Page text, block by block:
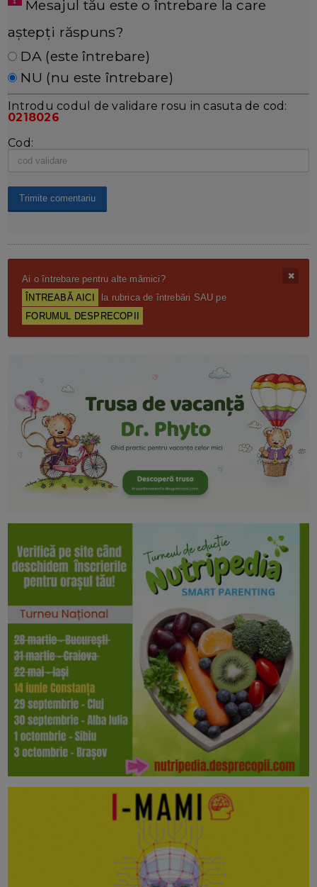
Mesajul tău este o întrebare la care
aștepți răspuns?
DA (este întrebare)
NU (nu este întrebare)
Introdu codul de validare rosu in casuta de cod:
0218026
Cod:
Ai o întrebare pentru alte mămici?
ÎNTREABĂ AICI
la rubrica de întrebări SAU pe
FORUMUL DESPRECOPII